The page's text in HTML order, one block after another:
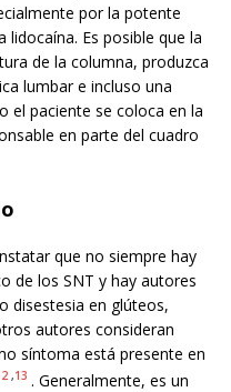
por la potente
Es posible que la
de la columna, produzca
lumbar e incluso una
el paciente se coloca en la
en parte del cuadro
que no siempre hay
de los SNT y hay autores
disestesia en glúteos,
autores consideran
síntoma está presente en
,13 . Generalmente, es un